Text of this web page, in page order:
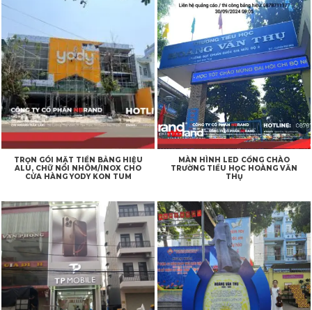
TRỌN GÓI MẶT TIỀN BẢNG HIỆU
ALU, CHỮ NỔI NHÔM/INOX CHO
CỬA HÀNG YODY KON TUM
MÀN HÌNH LED CỔNG CHÀO
TRƯỜNG TIỂU HỌC HOÀNG VĂN
THỤ